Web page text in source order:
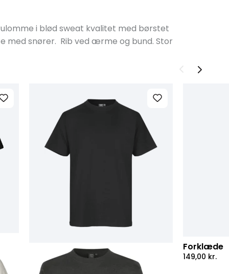
i blød sweat kvalitet med børstet
med snører. Rib ved ærme og bund. Stor
Forklæde
149,00 kr.